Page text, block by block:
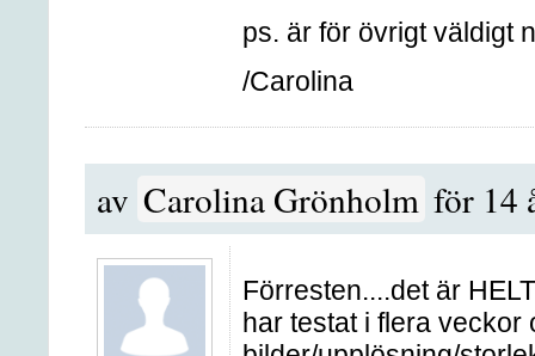
ps. är för övrigt väldigt
/Carolina
av Carolina Grönholm för 14
Förresten....det är
har testat i flera veckor